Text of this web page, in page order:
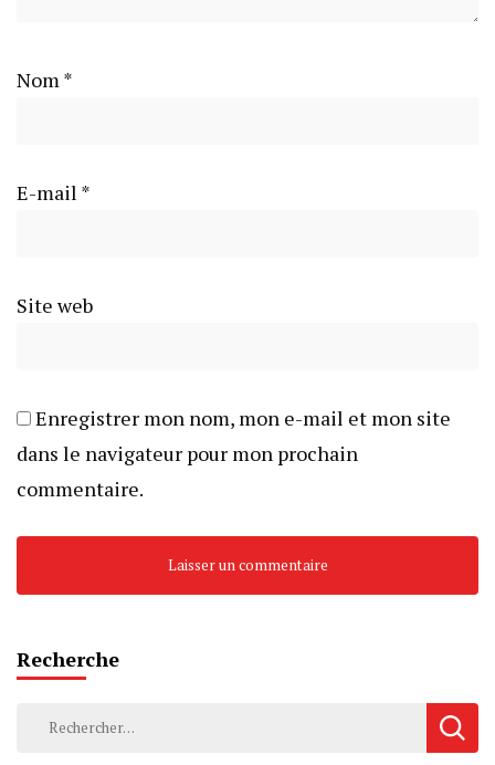
Nom *
E-mail *
Site web
Enregistrer mon nom, mon e-mail et mon site
dans le navigateur pour mon prochain
commentaire.
Recherche
Rechercher :